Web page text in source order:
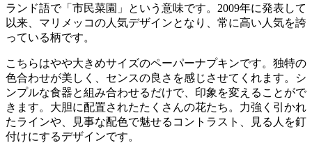
ランド語で「市民菜園」という意味です。2009年に発表して
以来、マリメッコの人気デザインとなり、常に高い人気を誇
っている柄です。
こちらはやや大きめサイズのペーパーナプキンです。独特の
色合わせが美しく、センスの良さを感じさせてくれます。シ
ンプルな食器と組み合わせるだけで、印象を変えることがで
きます。大胆に配置されたたくさんの花たち。力強く引かれ
たラインや、見事な配色で魅せるコントラスト、見る人を釘
付けにするデザインです。